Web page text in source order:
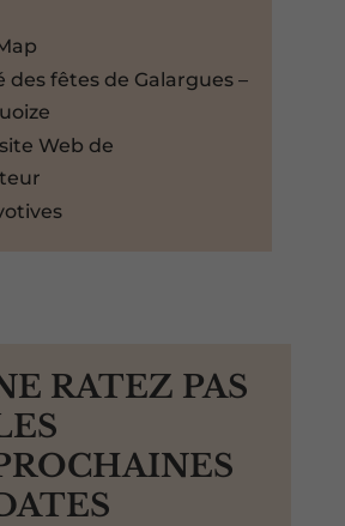
des fêtes de Galargues –
Web de
RATEZ PAS